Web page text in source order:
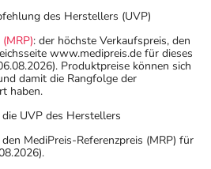
des Herstellers (UVP)
: der höchste Verkaufspreis, den
www.medipreis.de für dieses
Produktpreise können sich
damit die Rangfolge der
haben.
UVP des Herstellers
MediPreis-Referenzpreis (MRP) für